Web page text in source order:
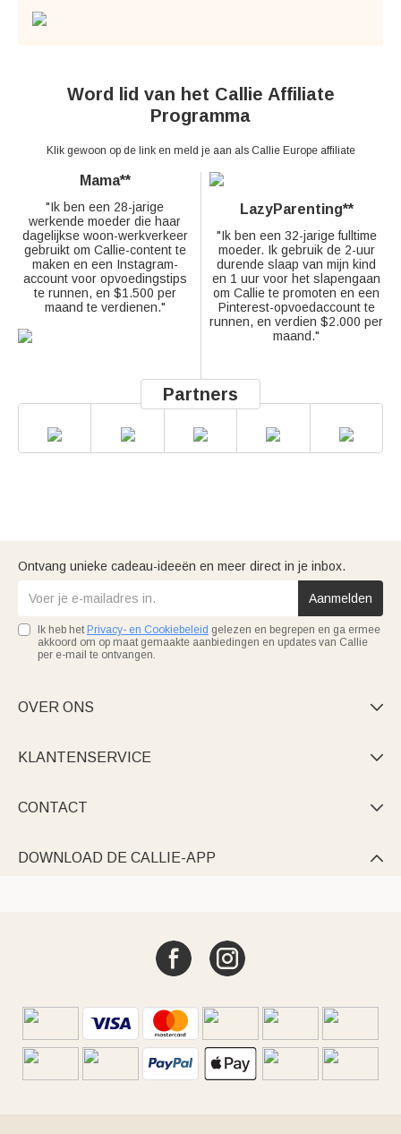
Word lid van het Callie Affiliate
Programma
Klik gewoon op de link en meld je aan als Callie Europe affiliate
Mama**
"Ik ben een 28-jarige
werkende moeder die haar
dagelijkse woon-werkverkeer
gebruikt om Callie-content te
maken en een Instagram-
account voor opvoedingstips
te runnen, en $1.500 per
maand te verdienen."
LazyParenting**
"Ik ben een 32-jarige fulltime
moeder. Ik gebruik de 2-uur
durende slaap van mijn kind
en 1 uur voor het slapengaan
om Callie te promoten en een
Pinterest-opvoedaccount te
runnen, en verdien $2.000 per
maand."
Partners
Ontvang unieke cadeau-ideeën en meer direct in je inbox.
Aanmelden
Ik heb het Privacy- en Cookiebeleid gelezen en begrepen en ga ermee
akkoord om op maat gemaakte aanbiedingen en updates van Callie
per e-mail te ontvangen.
OVER ONS 
KLANTENSERVICE 
CONTACT 
DOWNLOAD DE CALLIE-APP 